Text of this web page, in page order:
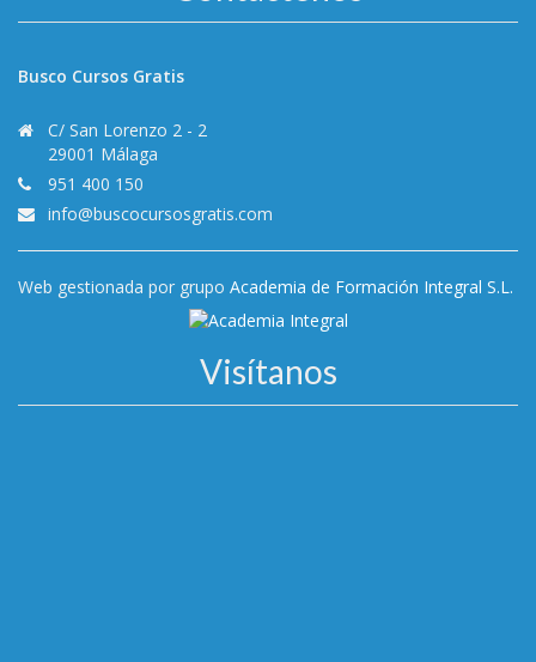
Busco Cursos Gratis
C/ San Lorenzo 2 - 2
29001 Málaga
951 400 150
info@buscocursosgratis.com
Web gestionada por grupo Academia de Formación Integral S.L.
Visítanos